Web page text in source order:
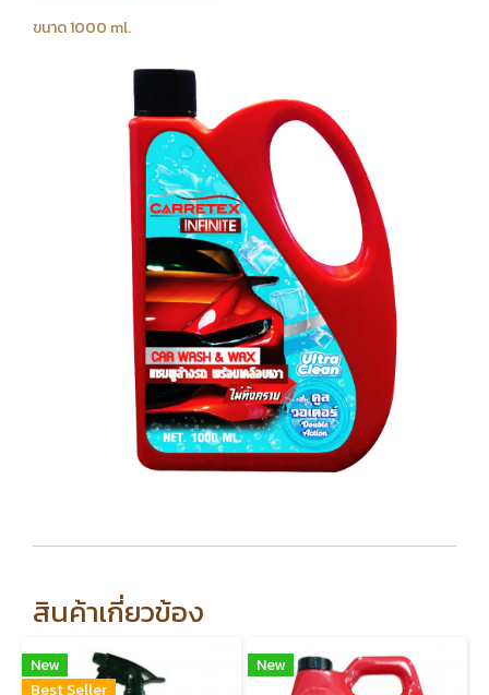
ขนาด 1000 ml.
สินค้าเกี่ยวข้อง
New
Best Seller
New